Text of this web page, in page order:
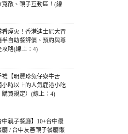
寬敞、親子互動區！(線
看煙火！香港迪士尼大冒
半自助餐評價、預約與尊
攻略(線上：4)
禮【明豐珍兔仔寮牛舌
小時以上的人氣鹿港小吃
購買規定）(線上：4)
中親子餐廳】10+台中最
廳 / 台中友善親子餐廳懶